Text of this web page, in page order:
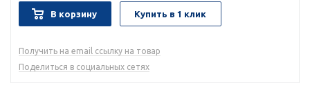
В корзину Купить в 1 клик
Получить на email ссылку на товар
Поделиться в социальных сетях